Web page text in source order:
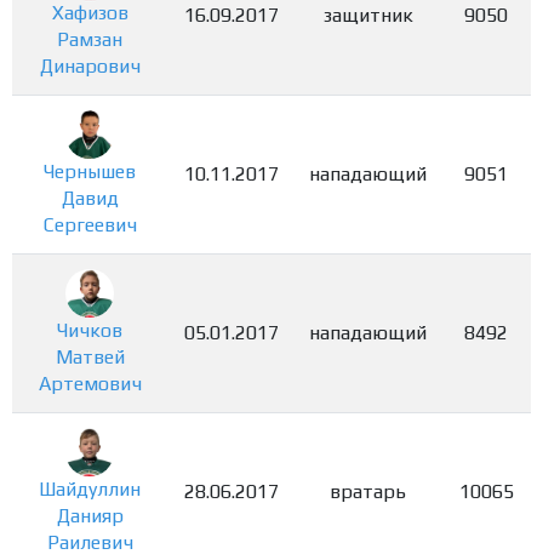
Хафизов
Рамзан
Динарович
16.09.2017 защитник 9050
Чернышев
Давид
Сергеевич
10.11.2017 нападающий 9051
Чичков
Матвей
Артемович
05.01.2017 нападающий 8492
Шайдуллин
Данияр
Раилевич
28.06.2017 вратарь 10065